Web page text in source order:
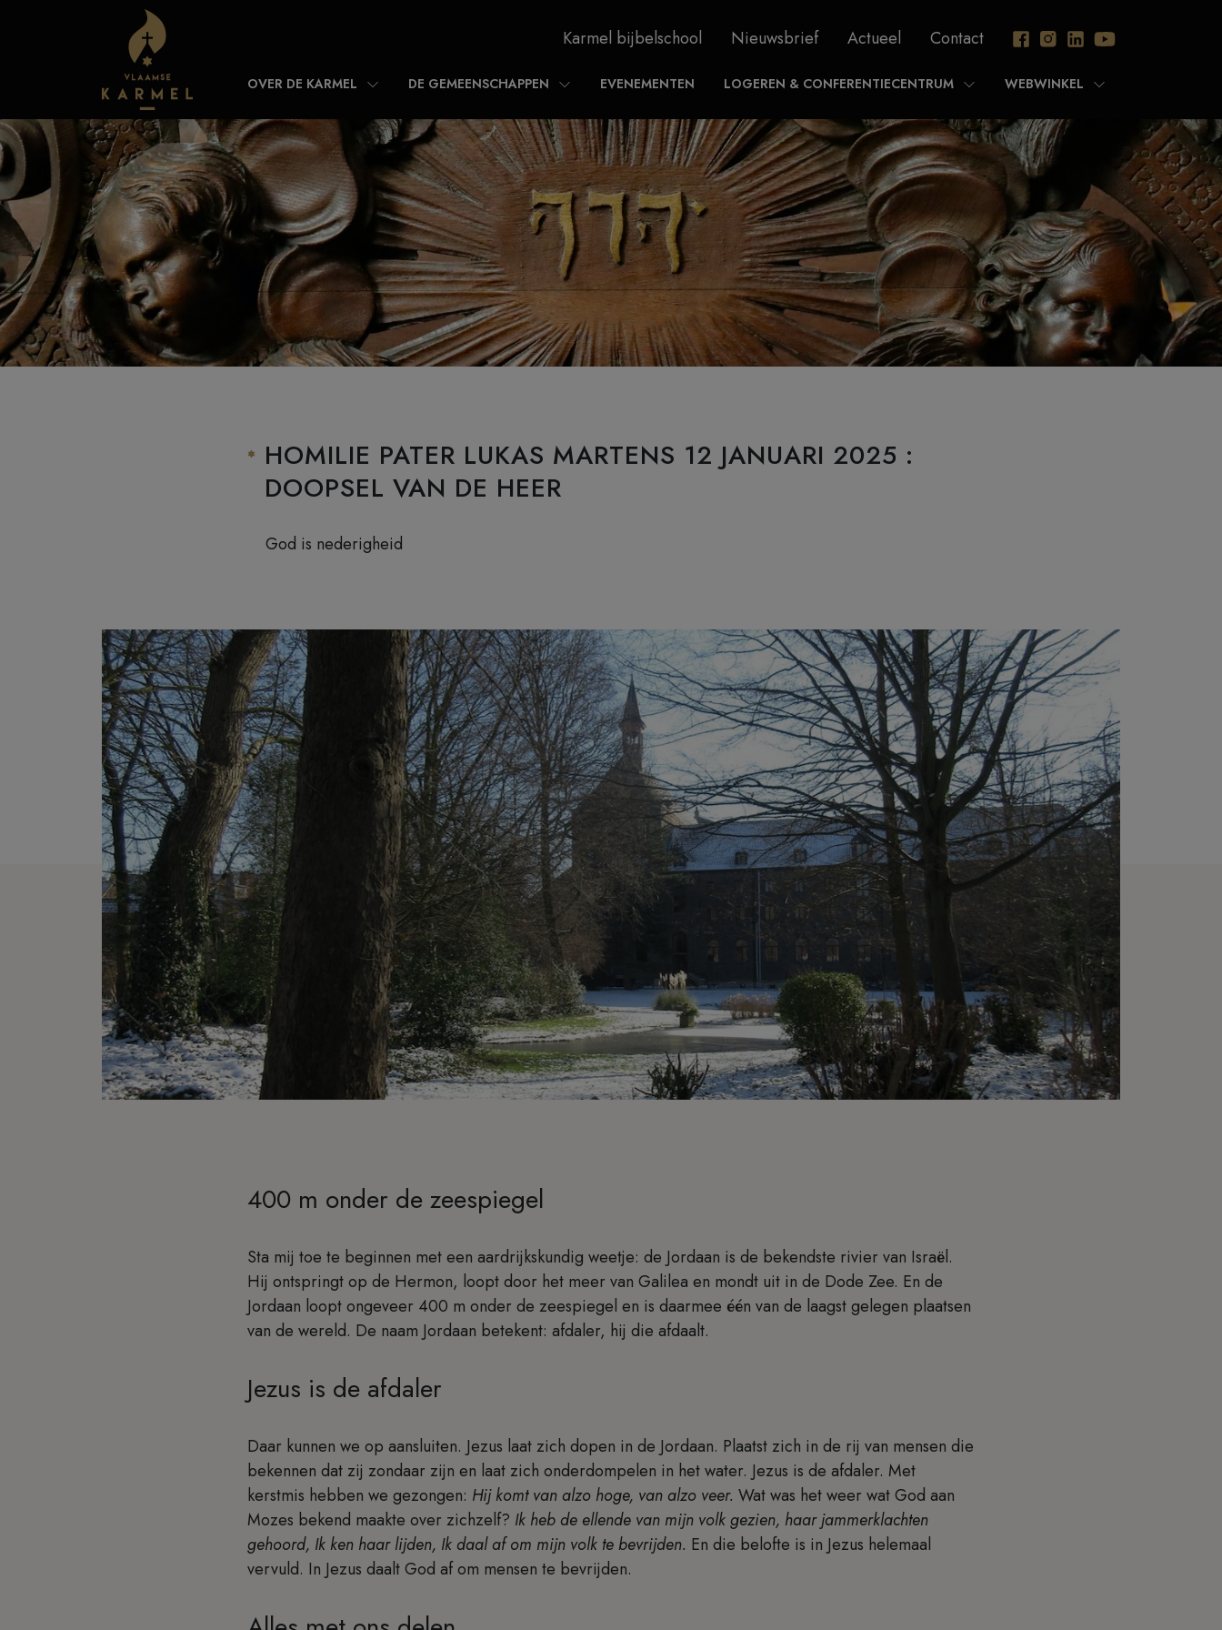
Karmel bijbelschool Nieuwsbrief Actueel Contact
OVER DE KARMEL DE GEMEENSCHAPPEN EVENEMENTEN LOGEREN & CONFERENTIECENTRUM WEBWINKEL
HOMILIE PATER LUKAS MARTENS 12 JANUARI 2025 :
DOOPSEL VAN DE HEER
God is nederigheid
400 m onder de zeespiegel
Sta mij toe te beginnen met een aardrijkskundig weetje: de Jordaan is de bekendste rivier van Israël.
Hij ontspringt op de Hermon, loopt door het meer van Galilea en mondt uit in de Dode Zee. En de
Jordaan loopt ongeveer 400 m onder de zeespiegel en is daarmee één van de laagst gelegen plaatsen
van de wereld. De naam Jordaan betekent: afdaler, hij die afdaalt.
Jezus is de afdaler
Daar kunnen we op aansluiten. Jezus laat zich dopen in de Jordaan. Plaatst zich in de rij van mensen die
bekennen dat zij zondaar zijn en laat zich onderdompelen in het water. Jezus is de afdaler. Met
kerstmis hebben we gezongen: Hij komt van alzo hoge, van alzo veer. Wat was het weer wat God aan
Mozes bekend maakte over zichzelf? Ik heb de ellende van mijn volk gezien, haar jammerklachten
gehoord, Ik ken haar lijden, Ik daal af om mijn volk te bevrijden. En die belofte is in Jezus helemaal
vervuld. In Jezus daalt God af om mensen te bevrijden.